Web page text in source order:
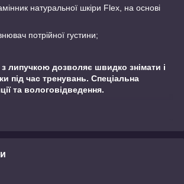
натуральної шкіри Flex, на основі
потрійної густини;
липучкою дозволяє швидко знімати і
під час тренувань. Спеціальна
та вологовідведення.